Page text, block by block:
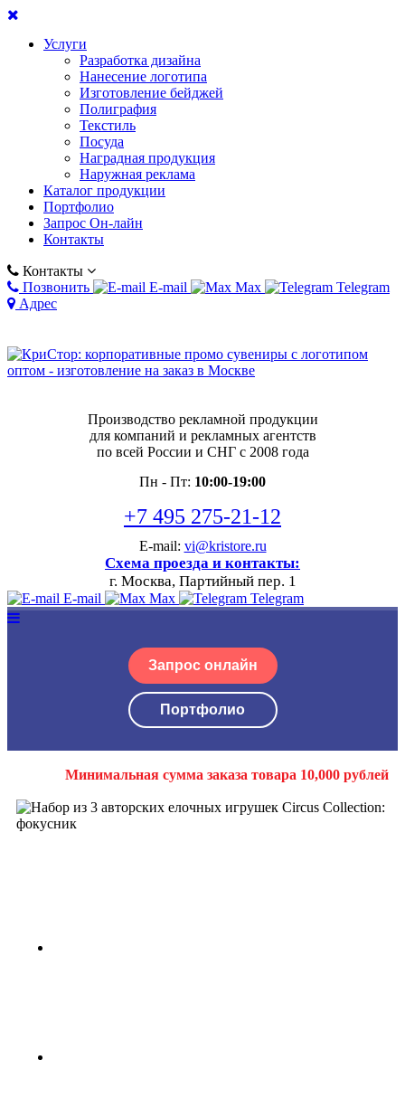
Услуги
Разработка дизайна
Нанесение логотипа
Изготовление бейджей
Полиграфия
Текстиль
Посуда
Наградная продукция
Наружная реклама
Каталог продукции
Портфолио
Запрос Он-лайн
Контакты
Контакты
Позвонить
E-mail Max
Telegram
Адрес
Производство рекламной продукции
для компаний и рекламных агентств
по всей России и СНГ с 2008 года
Пн - Пт: 10:00-19:00
+7 495 275-21-12
E-mail: vi@kristore.ru
Схема проезда и контакты:
г. Москва, Партийный пер. 1
E-mail Max Telegram
Запрос онлайн
Портфолио
Минимальная сумма заказа товара 10,000 рублей